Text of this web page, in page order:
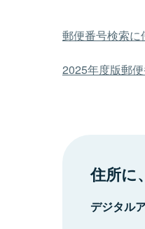
郵便番号検索に
2025年度版郵
住所に
デジタル